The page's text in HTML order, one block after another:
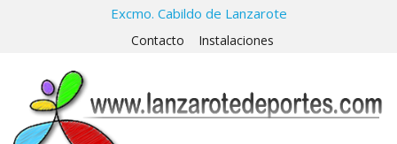
Excmo. Cabildo de Lanzarote
Contacto Instalaciones